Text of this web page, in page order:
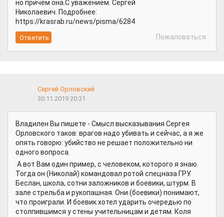
но причём она.С уважением. Сергей
Николаевич. Подробнее:
https://krasrab.ru/news/pisma/6284
Пожаловаться
Сергей Орловский
30.11.2019 20:31
Владилен Вы пишете - Смысл высказывания Сергея
Орловского таков: врагов надо убивать и сейчас, а я же
опять говорю: убийство не решает положительно ни
одного вопроса.
А вот Вам один пример, с человеком, которого я знаю.
Тогда он (Николай) командовал ротой спецназа ГРУ.
Беслан, школа, сотни заложников и боевики, штурм. В
зале стрельба и рукопашная. Они (боевики) понимают,
что проиграли. И боевик хотел ударить очередью по
столпившимся у стены учительницам и детям. Коля